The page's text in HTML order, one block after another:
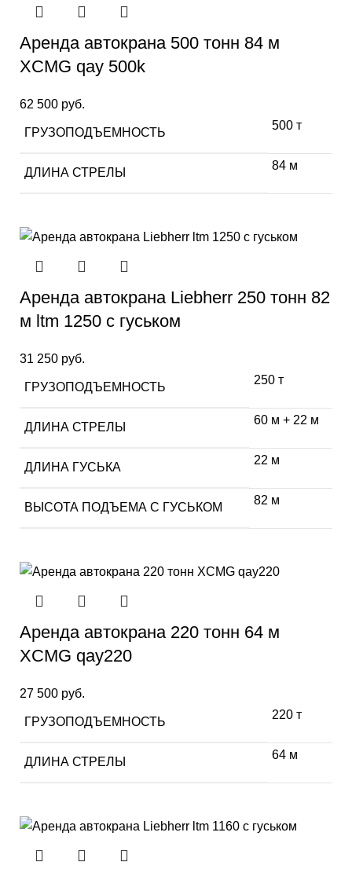
Аренда автокрана 500 тонн 84 м
XCMG qay 500k
62 500 руб.
ГРУЗОПОДЪЕМНОСТЬ
500 т
ДЛИНА СТРЕЛЫ
84 м
Аренда автокрана Liebherr 250 тонн 82
м ltm 1250 с гуськом
31 250 руб.
ГРУЗОПОДЪЕМНОСТЬ
250 т
ДЛИНА СТРЕЛЫ
60 м + 22 м
ДЛИНА ГУСЬКА
22 м
ВЫСОТА ПОДЪЕМА С ГУСЬКОМ
82 м
Аренда автокрана 220 тонн 64 м
XCMG qay220
27 500 руб.
ГРУЗОПОДЪЕМНОСТЬ
220 т
ДЛИНА СТРЕЛЫ
64 м